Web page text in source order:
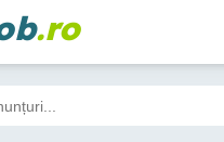
.ro
4 Toate
2